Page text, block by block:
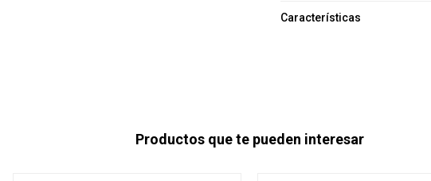
Características
Productos que te pueden interesar